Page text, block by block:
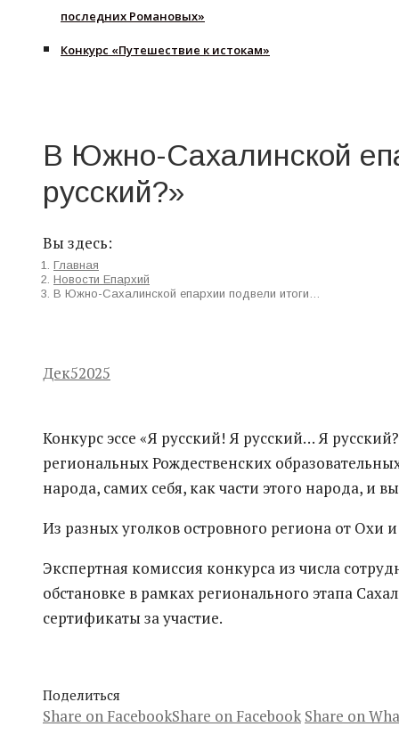
последних Романовых»
Конкурс «Путешествие к истокам»
В Южно-Сахалинской
русский?»
Вы здесь:
Главная
Новости Епархий
В Южно-Сахалинской епархии подвели итоги…
Дек52025
Конкурс эссе «Я русский! Я русский… Я
региональных Рождественских
народа, самих себя, как части этого народа, и
Из разных уголков островного региона от Охи
Экспертная комиссия конкурса из числа
обстановке в рамках регионального этапа
сертификаты за участие.
Поделиться
Share on FacebookShare on Facebook Share on